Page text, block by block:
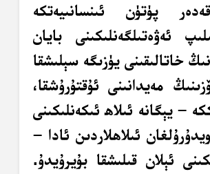
پۈتۈن ئىنسانىيەتكە
ئەۋەتىلگەنلىكىنى بايان
خاتالىقىنى يۈزىگە سېلىشقا
مەيدانىنى ئۇقتۇرۇشقا،
– يېگانە ئىلاھ ئىكەنلىكىنى
ئىلاھلاردىن ئادا –
ئېلان قىلىشقا بۇيرۇيدۇ.